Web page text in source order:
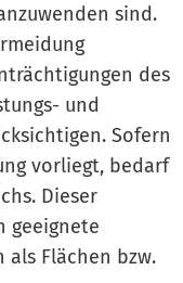
sind.
des
und
Sofern
vorliegt, bedarf
Dieser
geeignete
als Flächen bzw.